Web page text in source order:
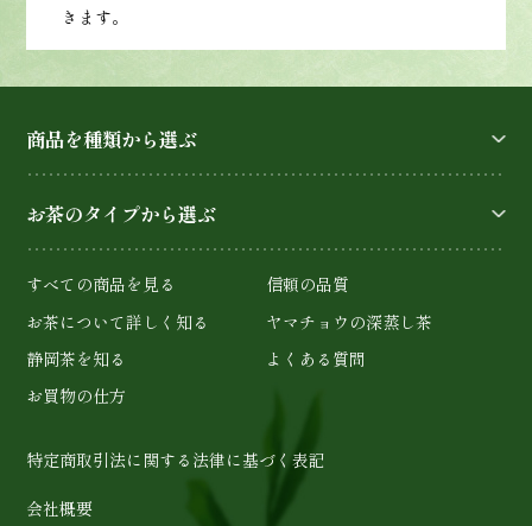
きます。
商品を種類から選ぶ
お茶のタイプから選ぶ
すべての商品を見る
信頼の品質
お茶について詳しく知る
ヤマチョウの深蒸し茶
静岡茶を知る
よくある質問
お買物の仕方
特定商取引法に関する法律に基づく表記
会社概要